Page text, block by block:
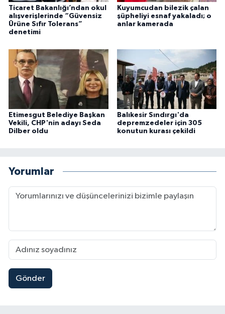
Ticaret Bakanlığı’ndan okul
alışverişlerinde “Güvensiz
Ürüne Sıfır Tolerans”
denetimi
Kuyumcudan bilezik çalan
şüpheliyi esnaf yakaladı; o
anlar kamerada
Etimesgut Belediye Başkan
Vekili, CHP'nin adayı Seda
Dilber oldu
Balıkesir Sındırgı'da
depremzedeler için 305
konutun kurası çekildi
Yorumlar
Gönder